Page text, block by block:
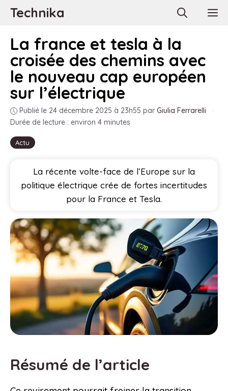
AllerTechnika
Actu
La france et tesla à la
croisée des chemins avec
le nouveau cap européen
sur l’électrique
Publié le 24 décembre 2025 à 23h55 par Giulia Ferrarelli
·
Durée de lecture : environ 4 minutes
La récente volte-face de l’Europe sur la
politique électrique crée de fortes incertitudes
pour la France et Tesla.
Résumé de l’article